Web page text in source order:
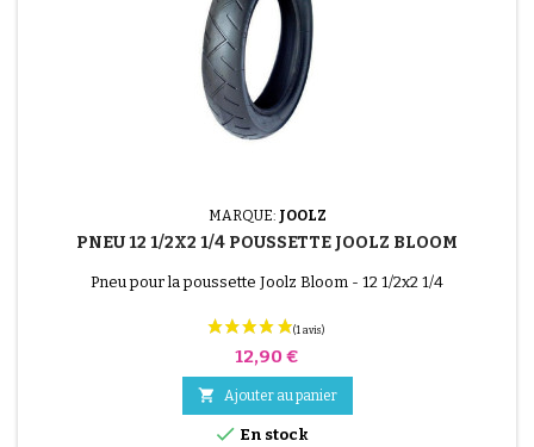
MARQUE: JOOLZ
PNEU 12 1/2X2 1/4 POUSSETTE JOOLZ BLOOM
Pneu pour la poussette Joolz Bloom - 12 1/2x2 1/4
Prix
12,90 €
 Ajouter au panier
 En stock